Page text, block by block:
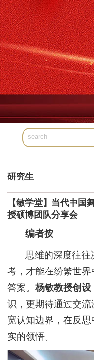
研究生
【敏学堂】当代中
授硕博团队分享会
编者按
思维的深度往往
考，才能在纷繁世
答案。杨敏教授创设
识，更期待通过交
宽认知边界，在反
实的领悟。